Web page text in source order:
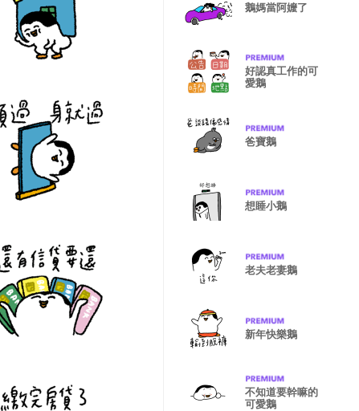
鵝媽當阿嬤了
好認真工作的可
愛鵝
爸寶鵝
想睡小鵝
老夫老妻鵝
新年快樂鵝
不知道要幹嘛的
可愛鵝